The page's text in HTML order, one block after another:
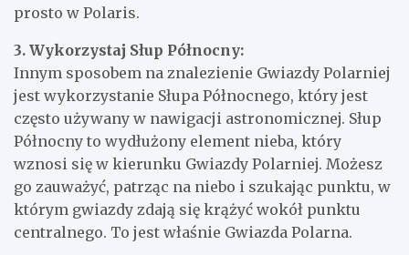
prosto w Polaris.
3. Wykorzystaj Słup Północny:
Innym sposobem na znalezienie Gwiazdy Polarniej
jest wykorzystanie Słupa Północnego, który jest
często używany w nawigacji astronomicznej. Słup
Północny to wydłużony element nieba, który
wznosi się w kierunku Gwiazdy Polarniej. Możesz
go zauważyć, patrząc na niebo i szukając punktu, w
którym gwiazdy zdają się krążyć wokół punktu
centralnego. To jest właśnie Gwiazda Polarna.